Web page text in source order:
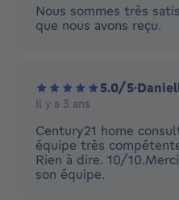
Nous sommes très
que nous avons reçu.
5.0/5·
Il y a 3 ans
Century21 home
équipe très
Rien à dire. 10/
son équipe.